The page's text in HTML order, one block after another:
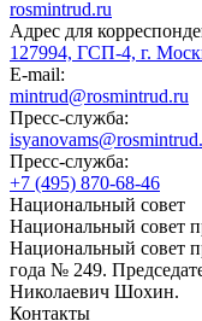
rosmintrud.ru
Адрес для
127994, ГСП-4, г.
E-mail:
mintrud@rosmintrud.ru
Пресс-служба:
Пресс-служба:
+7 (495) 870-68-46
Национальный совет
Национальный совет
Национальный совет
года № 249.
Николаевич Шохин.
Контакты